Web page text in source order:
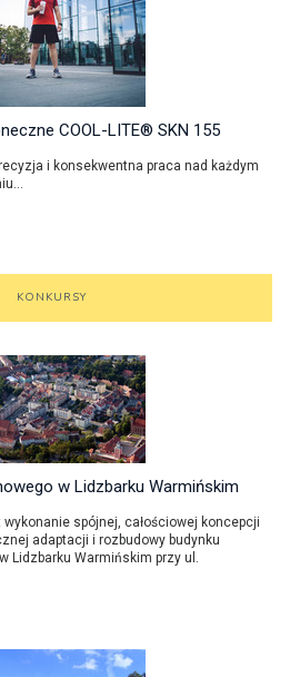
COOL-LITE® SKN 155
i konsekwentna praca nad każdym
KONKURSY
w Lidzbarku Warmińskim
spójnej, całościowej koncepcji
adaptacji i rozbudowy budynku
Lidzbarku Warmińskim przy ul.